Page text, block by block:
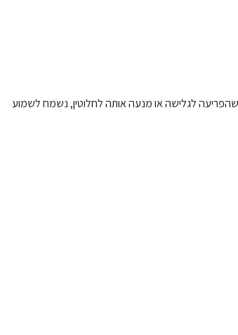
לגלישה או מנעה אותה לחלוטין, נשמח לשמוע